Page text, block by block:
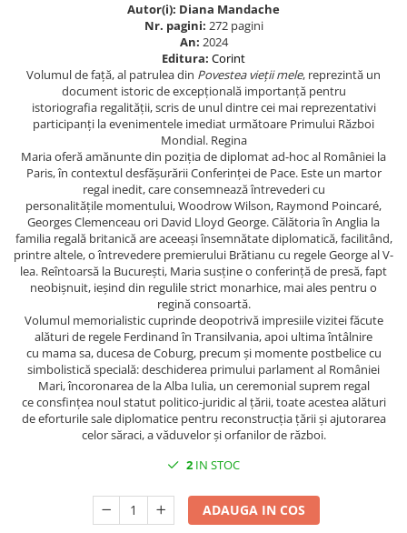
Proză
Psihologie
Spiritualitate/Ezoterism
Stiinte/Educatie
Noutăți
Cărți
Reviste
Capital
Evenimentul Istoric
Evenimentul istoric - editii
electronice
Autor(i): Diana Mandache
Nr. pagini: 272 pagini
An: 2024
Editura: Corint
Volumul de față, al patrulea din Povestea viețiimele, reprezintă un
document istoric de excepțională importanță pentru
istoriografia regalității, scris de unul dintre cei mai reprezentativi
participanți la evenimentele imediat următoare Primului Război
Mondial. Regina
Maria oferă amănunte din poziția de diplomat ad-hoc al României la
Paris, în contextul desfășurării Conferinței de Pace. Este un martor
regal inedit, care consemnează întrevederi cu
personalitățile momentului, Woodrow Wilson, Raymond Poincaré,
Georges Clemenceau ori David Lloyd George. Călătoria în Anglia la
familia regală britanică are aceeași însemnătate diplomatică, facilitând,
printre altele, o întrevedere premierului Brătianu cu regele George al V-
lea. Reîntoarsă la București, Maria susține o conferință de presă, fapt
neobișnuit, ieșind din regulile strict monarhice, mai ales pentru o
regină consoartă.
Volumul memorialistic cuprinde deopotrivă impresiile vizitei făcute
alături de regele Ferdinand în Transilvania, apoi ultima întâlnire
cu mama sa, ducesa de Coburg, precum și momente postbelice cu
simbolistică specială: deschiderea primului parlament al României
Mari, încoronarea de la Alba Iulia, un ceremonial suprem regal
ce consfințea noul statut politico-juridic al țării, toate acestea alături
de eforturile sale diplomatice pentru reconstrucția țării și ajutorarea
celor săraci, a văduvelor și orfanilor de război.
2 IN STOC
ADAUGA IN COS